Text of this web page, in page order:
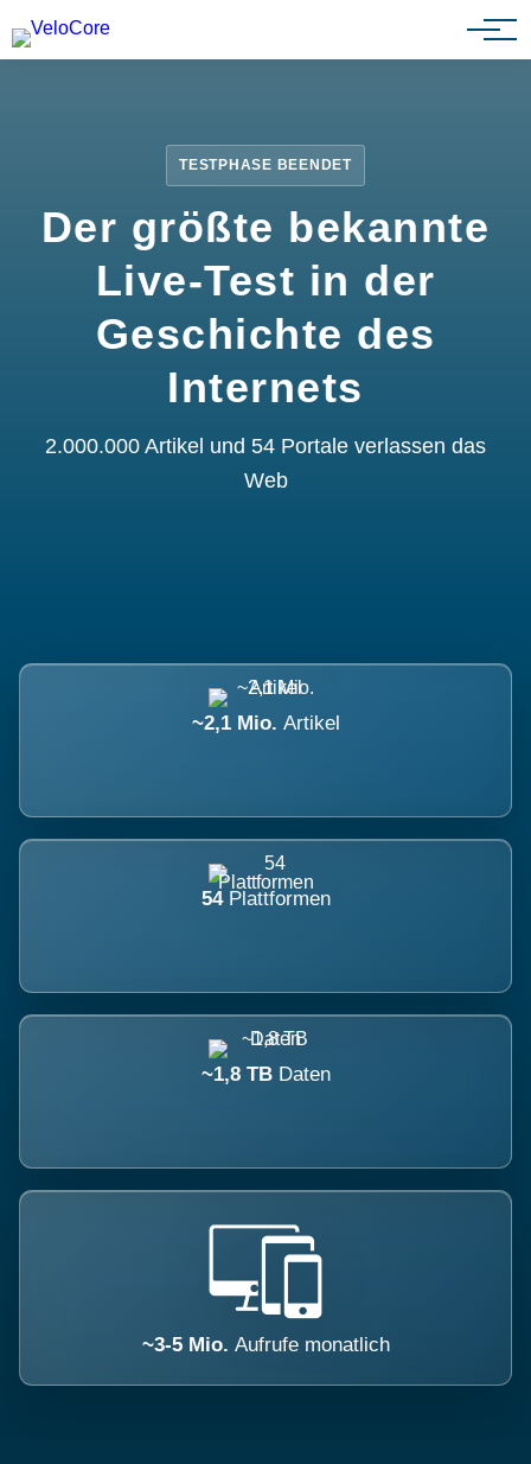
Partnerprogramm
TESTPHASE BEENDET
Der größte bekannte
Live-Test in der
Geschichte des
Internets
2.000.000 Artikel und 54 Portale verlassen das
Web
~2,1 Mio. Artikel
54 Plattformen
~1,8 TB Daten
~3-5 Mio. Aufrufe monatlich